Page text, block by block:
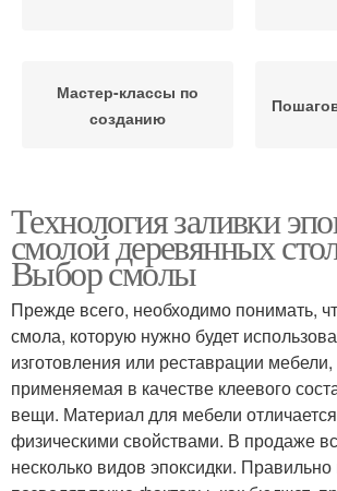
Мастер-классы по
созданию
Технология заливки
смолой деревянных
Выбор смолы
Прежде всего, необходимо понимать,
смола, которую нужно будет
изготовления или реставрации
применяемая в качестве клеевого
вещи. Материал для мебели
физическими свойствами. В продаже
несколько видов эпоксидки.